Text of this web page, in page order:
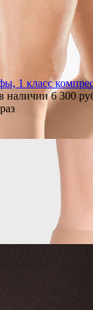
1 класс
наличии 6 300
раз